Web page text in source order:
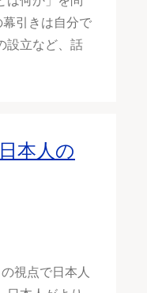
引きは自分で
設立など、話
本人の
視点で日本人